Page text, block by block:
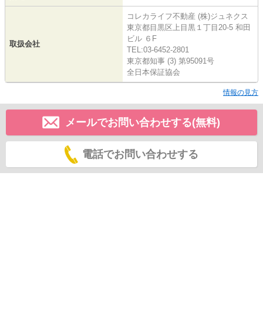
取扱会社
コレカライフ不動産 (株)ジュネクス
東京都目黒区上目黒１丁目20-5 和田
ビル ６F
TEL:03-6452-2801
東京都知事 (3) 第95091号
全日本保証協会
情報の見方
メールでお問い合わせする(無料)
電話でお問い合わせする